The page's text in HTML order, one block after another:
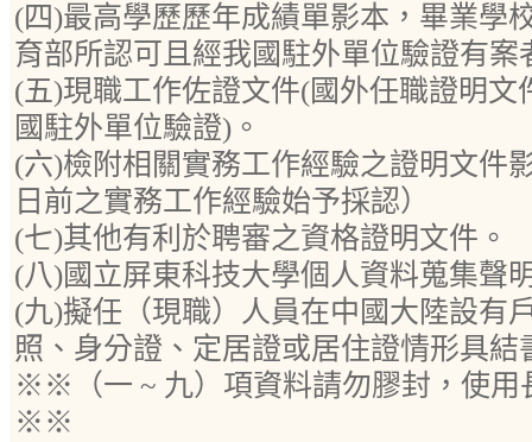
(四)最高學歷歷年成績單影本，畢業學
育部所認可且經我國駐外單位驗證有案
(五)現職工作佐證文件(國外任職證明文
國駐外單位驗證)。
(六)檢附相關實務工作經驗之證明文件
日前之實務工作經驗始予採認）
(七)其他有利於聘審之資格證明文件。
(八)國立屏東科技大學個人資料蒐集聲
(九)擬任（現職）人員在中國大陸設有
照、身分證、定居證或居住證情形具結
※※（一 ~ 九）項資料請勿膠封，使用
※※